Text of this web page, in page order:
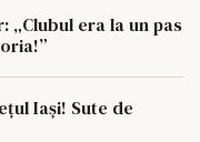
„Clubul era la un pas
Iași! Sute de